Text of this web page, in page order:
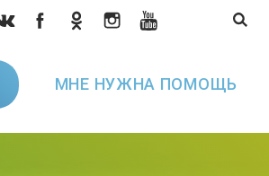
МНЕ НУЖНА ПОМОЩЬ